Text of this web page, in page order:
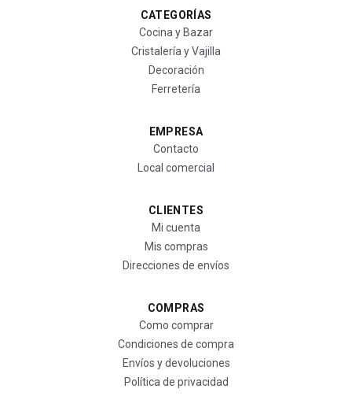
CATEGORÍAS
Cocina y Bazar
Cristalería y Vajilla
Decoración
Ferretería
EMPRESA
Contacto
Local comercial
CLIENTES
Mi cuenta
Mis compras
Direcciones de envíos
COMPRAS
Como comprar
Condiciones de compra
Envíos y devoluciones
Política de privacidad